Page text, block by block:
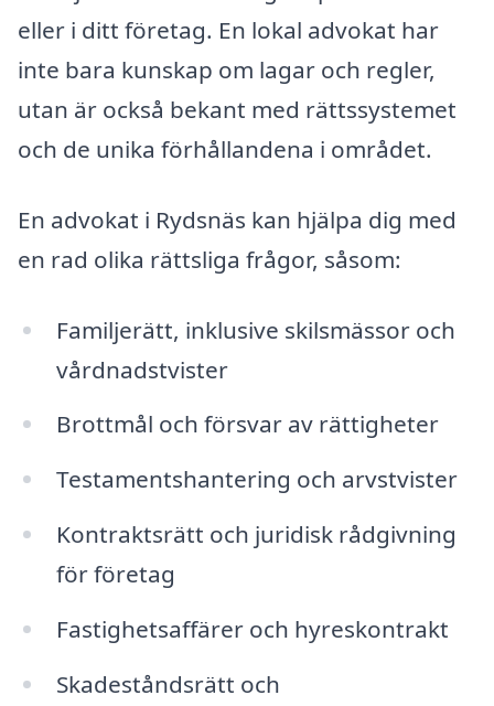
eller i ditt företag. En lokal advokat har
inte bara kunskap om lagar och regler,
utan är också bekant med rättssystemet
och de unika förhållandena i området.
En advokat i Rydsnäs kan hjälpa dig med
en rad olika rättsliga frågor, såsom:
Familjerätt, inklusive skilsmässor och
vårdnadstvister
Brottmål och försvar av rättigheter
Testamentshantering och arvstvister
Kontraktsrätt och juridisk rådgivning
för företag
Fastighetsaffärer och hyreskontrakt
Skadeståndsrätt och